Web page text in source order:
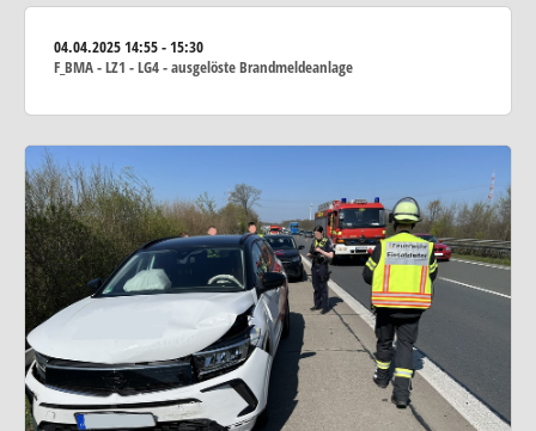
04.04.202514:55 - 15:30
F_BMA - LZ1 - LG4 - ausgelöste Brandmeldeanlage